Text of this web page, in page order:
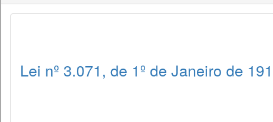
Lei nº 3.071, de 1º de Janeiro de